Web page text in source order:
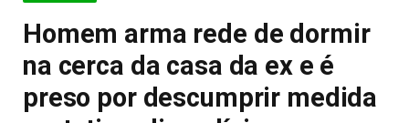
Homem arma rede de dormir
na cerca da casa da ex e é
preso por descumprir medida